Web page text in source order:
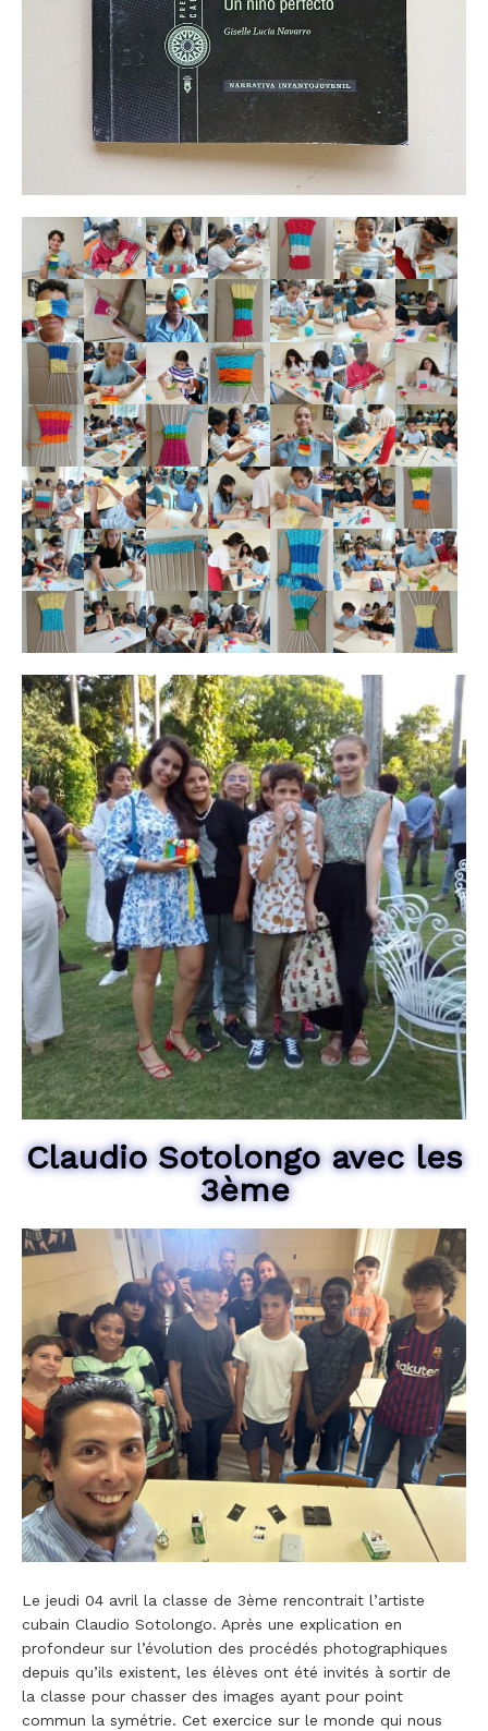
Claudio Sotolongo avec les
3ème
Le jeudi 04 avril la classe de 3ème rencontrait l’artiste
cubain Claudio Sotolongo. Après une explication en
profondeur sur l’évolution des procédés photographiques
depuis qu’ils existent, les élèves ont été invités à sortir de
la classe pour chasser des images ayant pour point
commun la symétrie. Cet exercice sur le monde qui nous